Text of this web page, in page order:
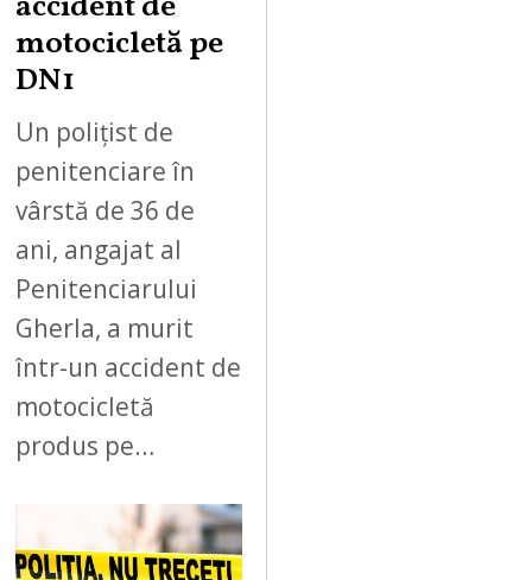
motocicletă pe
DN1
Un polițist de
penitenciare în
vârstă de 36 de
ani, angajat al
Penitenciarului
Gherla, a murit
într-un accident de
motocicletă
produs pe…